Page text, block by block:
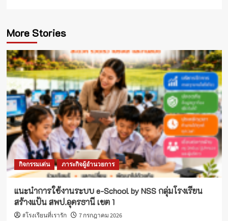
More Stories
กิจกรรมเด่น ภาระกิจผู้อำนวยการ
แนะนำการใช้งานระบบ e-School by NSS กลุ่มโรงเรียน
สร้างแป้น สพป.อุดรธานี เขต 1
#โรงเรียนที่เรารัก 7 กรกฎาคม 2026